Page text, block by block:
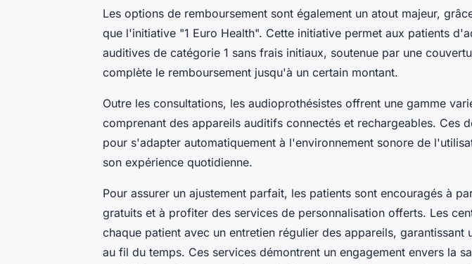
Les options de remboursement sont également un atout majeur,
que l'initiative "1 Euro Health". Cette initiative permet aux patients
auditives de catégorie 1 sans frais initiaux, soutenue par une
complète le remboursement jusqu'à un certain montant.
Outre les consultations, les audioprothésistes offrent une gamme
comprenant des appareils auditifs connectés et rechargeables. Ces
pour s'adapter automatiquement à l'environnement sonore de
son expérience quotidienne.
Pour assurer un ajustement parfait, les patients sont encouragés à
gratuits et à profiter des services de personnalisation offerts. Les
chaque patient avec un entretien régulier des appareils, garantissant
au fil du temps. Ces services démontrent un engagement envers la